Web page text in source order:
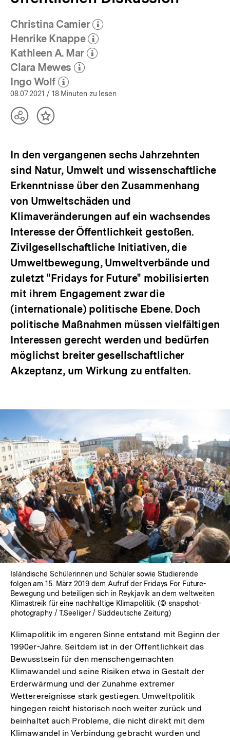
Christina Camier
(Mehr zum Autor)
öffnen
Henrike Knappe
(Mehr zum Autor)
öffnen
Kathleen A. Mar
(Mehr zum Autor)
öffnen
Clara Mewes
(Mehr zum Autor)
Ingo Wolf
(Mehr zum Autor)
öffnen
08.07.2021 / 18 Minuten zu lesen
TeilenInhalt
In den vergangenen sechs Jahrzehnten
sind Natur, Umwelt und wissenschaftliche
Erkenntnisse über den Zusammenhang
von Umweltschäden und
Klimaveränderungen auf ein wachsendes
Interesse der Öffentlichkeit gestoßen.
Zivilgesellschaftliche Initiativen, die
Umweltbewegung, Umweltverbände und
zuletzt "Fridays for Future" mobilisierten
mit ihrem Engagement zwar die
(internationale) politische Ebene. Doch
politische Maßnahmen müssen vielfältigen
Interessen gerecht werden und bedürfen
möglichst breiter gesellschaftlicher
Akzeptanz, um Wirkung zu entfalten.
In
Lightbox
öffnen
Isländische Schülerinnen und Schüler sowie Studierende
folgen am 15. März 2019 dem Aufruf der Fridays For Future-
Bewegung und beteiligen sich in Reykjavik an dem weltweiten
Klimastreik für eine nachhaltige Klimapolitik. (© snapshot-
photography / T.Seeliger / Süddeutsche Zeitung)
Klimapolitik im engeren Sinne entstand mit Beginn der
1990er-Jahre. Seitdem ist in der Öffentlichkeit das
Bewusstsein für den menschengemachten
Klimawandel und seine Risiken etwa in Gestalt der
Erderwärmung und der Zunahme extremer
Wetterereignisse stark gestiegen. Umweltpolitik
hingegen reicht historisch noch weiter zurück und
beinhaltet auch Probleme, die nicht direkt mit dem
Klimawandel in Verbindung gebracht wurden und